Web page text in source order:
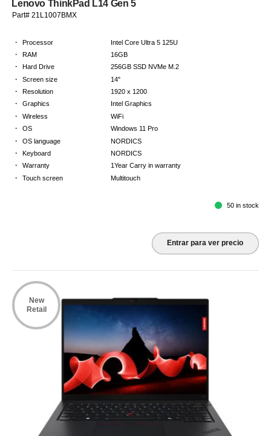
Lenovo ThinkPad L14 Gen 5
Part# 21L1007BMX
· Processor Intel Core Ultra 5 125U
· RAM 16GB
· Hard Drive 256GB SSD NVMe M.2
· Screen size 14"
· Resolution 1920 x 1200
· Graphics Intel Graphics
· Wireless WiFi
· OS Windows 11 Pro
· OS language NORDICS
· Keyboard NORDICS
· Warranty 1Year Carry in warranty
· Touch screen Multitouch
50 in stock
Entrar para ver precio
New
Retail